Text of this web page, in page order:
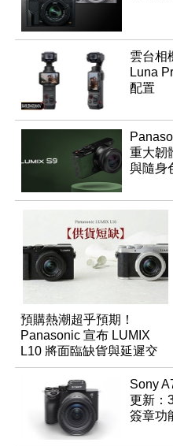
雲台相
Luna
配置
重大韌
與隨身
預購熱潮超乎預期！
Panasonic 宣布 LUMIX
L10 將面臨缺貨與延遲交
貨時間
Sony
更新：
簽章功